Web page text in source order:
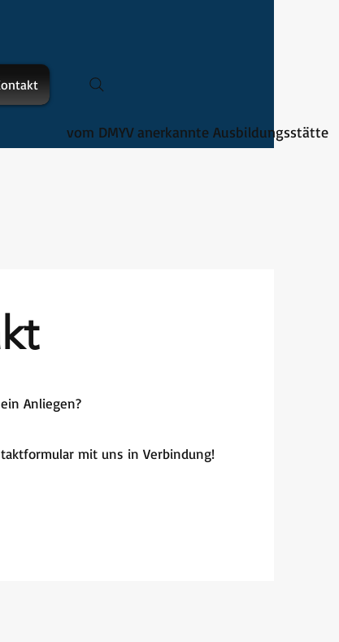
vom DMYV anerkannte Ausbildungsstätte
Anliegen?
mit uns in Verbindung!